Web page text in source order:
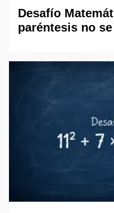
Desafío
paréntesis no